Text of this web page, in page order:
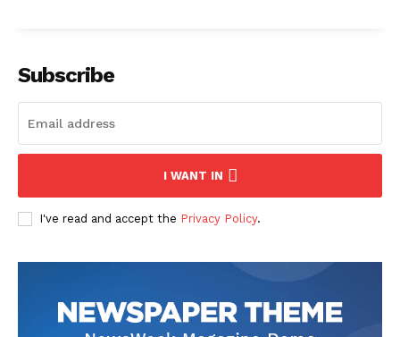
Subscribe
I WANT IN
I've read and accept the Privacy Policy.